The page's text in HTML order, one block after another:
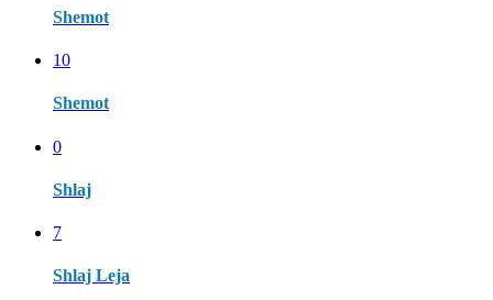
Shemot
10
Shemot
0
Shlaj
7
Shlaj Leja